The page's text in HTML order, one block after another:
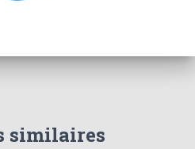
similaires